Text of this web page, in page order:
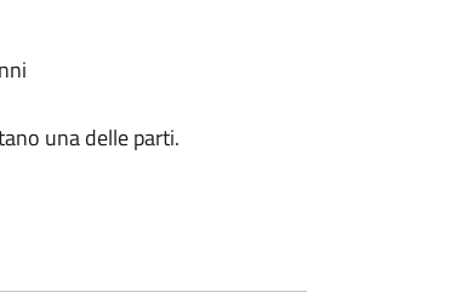
una delle parti.